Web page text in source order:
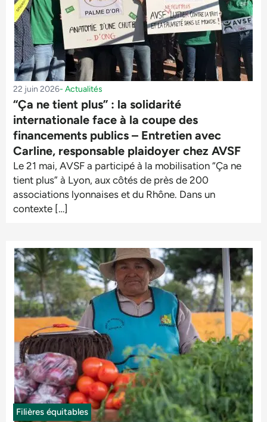
22 juin 2026- Actualités
“Ça ne tient plus” : la solidarité
internationale face à la coupe des
financements publics – Entretien avec
Carline, responsable plaidoyer chez AVSF
Le 21 mai, AVSF a participé à la mobilisation “Ça ne
tient plus” à Lyon, aux côtés de près de 200
associations lyonnaises et du Rhône. Dans un
contexte […]
Filières équitables